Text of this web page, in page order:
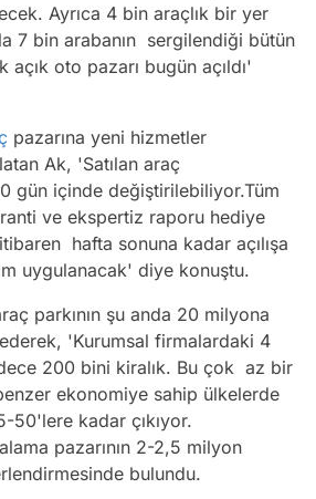
Ayrıca 4 bin araçlık bir yer
7 bin arabanın sergilendiği bütün
açık oto pazarı bugün açıldı'
pazarına yeni hizmetler
Ak, 'Satılan araç
gün içinde değiştirilebiliyor.Tüm
ve ekspertiz raporu hediye
hafta sonuna kadar açılışa
uygulanacak' diye konuştu.
parkının şu anda 20 milyona
'Kurumsal firmalardaki 4
200 bini kiralık. Bu çok az bir
ekonomiye sahip ülkelerde
kadar çıkıyor.
pazarının 2-2,5 milyon
bulundu.